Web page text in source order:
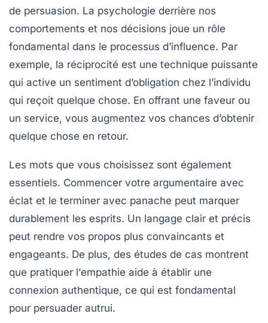
de persuasion. La psychologie derrière nos
comportements et nos décisions joue un rôle
fondamental dans le processus d’influence. Par
exemple, la réciprocité est une technique puissante
qui active un sentiment d’obligation chez l’individu
qui reçoit quelque chose. En offrant une faveur ou
un service, vous augmentez vos chances d’obtenir
quelque chose en retour.
Les mots que vous choisissez sont également
essentiels. Commencer votre argumentaire avec
éclat et le terminer avec panache peut marquer
durablement les esprits. Un langage clair et précis
peut rendre vos propos plus convaincants et
engageants. De plus, des études de cas montrent
que pratiquer l’empathie aide à établir une
connexion authentique, ce qui est fondamental
pour persuader autrui.